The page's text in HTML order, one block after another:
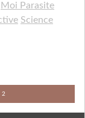
Moi Parasite
Science
2